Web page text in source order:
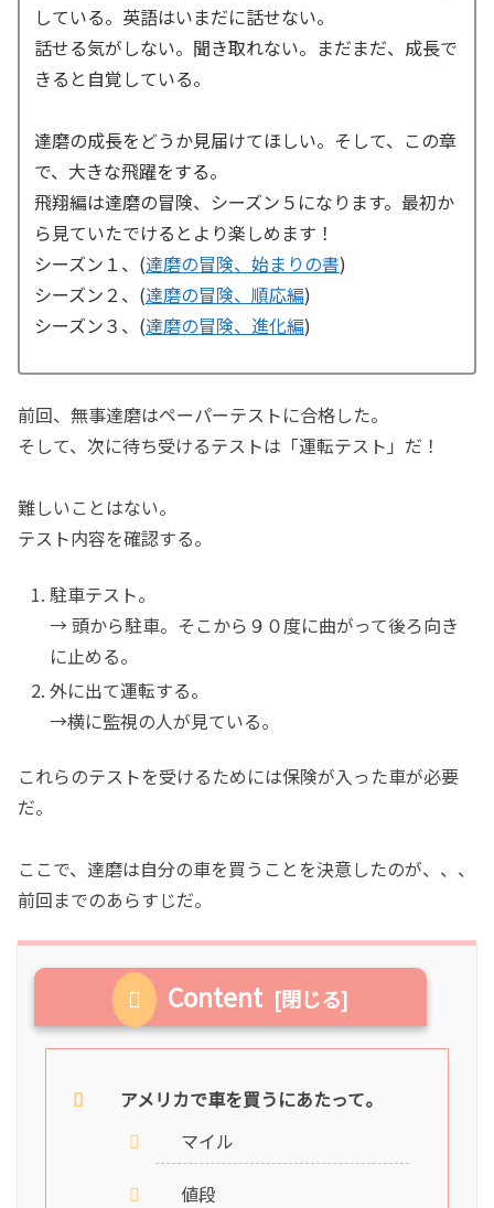
している。英語はいまだに話せない。
話せる気がしない。聞き取れない。まだまだ、成長で
きると自覚している。
達磨の成長をどうか見届けてほしい。そして、この章
で、大きな飛躍をする。
飛翔編は達磨の冒険、シーズン５になります。最初か
ら見ていたでけるとより楽しめます！
シーズン１、(達磨の冒険、始まりの書)
シーズン２、(達磨の冒険、順応編)
シーズン３、(達磨の冒険、進化編)
前回、無事達磨はペーパーテストに合格した。
そして、次に待ち受けるテストは「運転テスト」だ！
難しいことはない。
テスト内容を確認する。
駐車テスト。
→ 頭から駐車。そこから９０度に曲がって後ろ向き
に止める。
外に出て運転する。
→横に監視の人が見ている。
これらのテストを受けるためには保険が入った車が必要
だ。
ここで、達磨は自分の車を買うことを決意したのが、、、
前回までのあらすじだ。
Content
アメリカで車を買うにあたって。
マイル
値段